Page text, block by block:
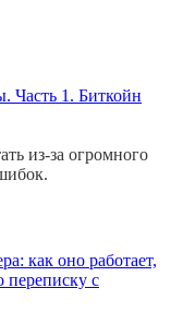
Часть 1. Биткойн
из-за огромного
как оно работает,
переписку с